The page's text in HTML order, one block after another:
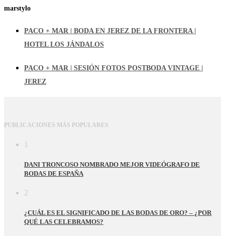
marstylo
PACO + MAR | BODA EN JEREZ DE LA FRONTERA |
HOTEL LOS JÁNDALOS
PACO + MAR | SESIÓN FOTOS POSTBODA VINTAGE |
JEREZ
PUBLICACIONES MÁS POPULARES
1
DANI TRONCOSO NOMBRADO MEJOR VIDEÓGRAFO DE
BODAS DE ESPAÑA
2
¿CUÁL ES EL SIGNIFICADO DE LAS BODAS DE ORO? – ¿POR
QUÉ LAS CELEBRAMOS?